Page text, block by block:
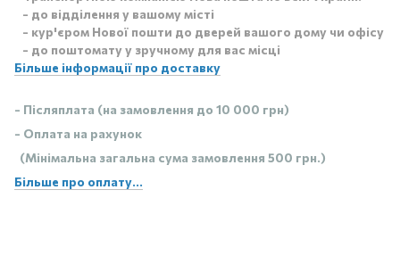
- до відділення у вашому місті
- кур'єром Нової пошти до дверей вашого дому чи офісу
- до поштомату у зручному для вас місці
Більше інформації про доставку
- Післяплата (на замовлення до 10 000 грн)
- Оплата на рахунок
(Мінімальна загальна сума замовлення 500 грн.)
Більше про оплату...